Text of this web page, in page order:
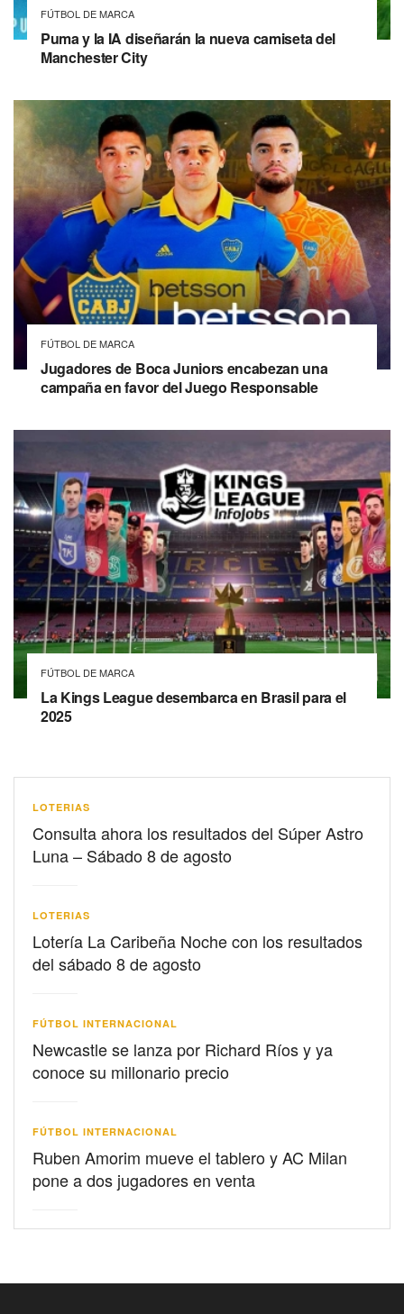
FÚTBOL DE MARCA
Puma y la IA diseñarán la nueva camiseta del
Manchester City
FÚTBOL DE MARCA
Jugadores de Boca Juniors encabezan una
campaña en favor del Juego Responsable
FÚTBOL DE MARCA
La Kings League desembarca en Brasil para el
2025
LOTERIAS
Consulta ahora los resultados del Súper Astro
Luna – Sábado 8 de agosto
LOTERIAS
Lotería La Caribeña Noche con los resultados
del sábado 8 de agosto
FÚTBOL INTERNACIONAL
Newcastle se lanza por Richard Ríos y ya
conoce su millonario precio
FÚTBOL INTERNACIONAL
Ruben Amorim mueve el tablero y AC Milan
pone a dos jugadores en venta